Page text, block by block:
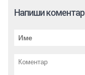
Напиши коментар